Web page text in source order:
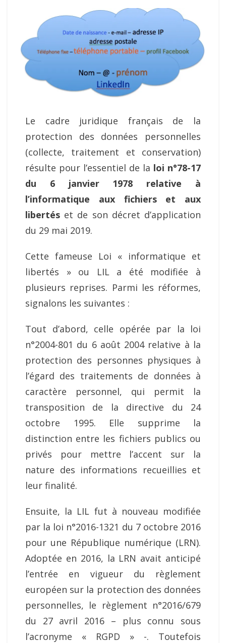
Le cadre juridique français de la
protection des données personnelles
(collecte, traitement et conservation)
résulte pour l’essentiel de la loi n°78-17
du 6 janvier 1978 relative à
l’informatique aux fichiers et aux
libertés et de son décret d’application
du 29 mai 2019.
Cette fameuse Loi « informatique et
libertés » ou LIL a été modifiée à
plusieurs reprises. Parmi les réformes,
signalons les suivantes :
Tout d’abord, celle opérée par la loi
n°2004-801 du 6 août 2004 relative à la
protection des personnes physiques à
l’égard des traitements de données à
caractère personnel, qui permit la
transposition de la directive du 24
octobre 1995. Elle supprime la
distinction entre les fichiers publics ou
privés pour mettre l’accent sur la
nature des informations recueillies et
leur finalité.
Ensuite, la LIL fut à nouveau modifiée
par la loi n°2016-1321 du 7 octobre 2016
pour une République numérique (LRN).
Adoptée en 2016, la LRN avait anticipé
l’entrée en vigueur du règlement
européen sur la protection des données
personnelles, le règlement n°2016/679
du 27 avril 2016 – plus connu sous
l’acronyme « RGPD » -. Toutefois